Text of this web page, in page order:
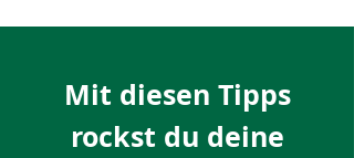
Mit diesen Tipps
rockst du deine